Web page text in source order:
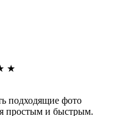
★
подходящие фото
простым и быстрым.